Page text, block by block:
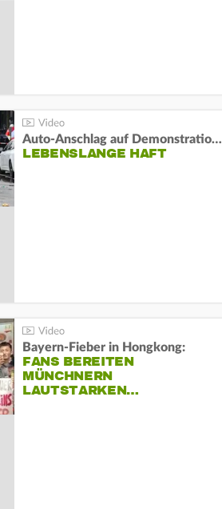
Auto-Anschlag auf Demonstration in München:
LEBENSLANGE HAFT
Bayern-Fieber in Hongkong:
FANS BEREITEN
MÜNCHNERN
LAUTSTARKEN…